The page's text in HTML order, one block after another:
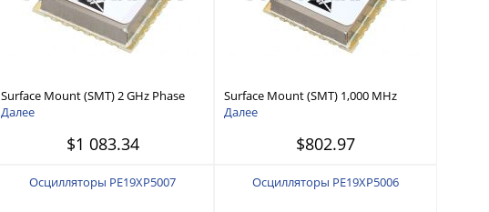
Surface Mount (SMT) 2 GHz Phase
Locked Oscillator, 100 MHz External
inch Package
Далее
$1 083.34
Surface Mount (SMT) 1,000 MHz
Phase Locked Oscillator, 100 MHz
dBc/Hz, 0.9 inch Package
Далее
$802.97
Осцилляторы PE19XP5007 Осцилляторы PE19XP5006